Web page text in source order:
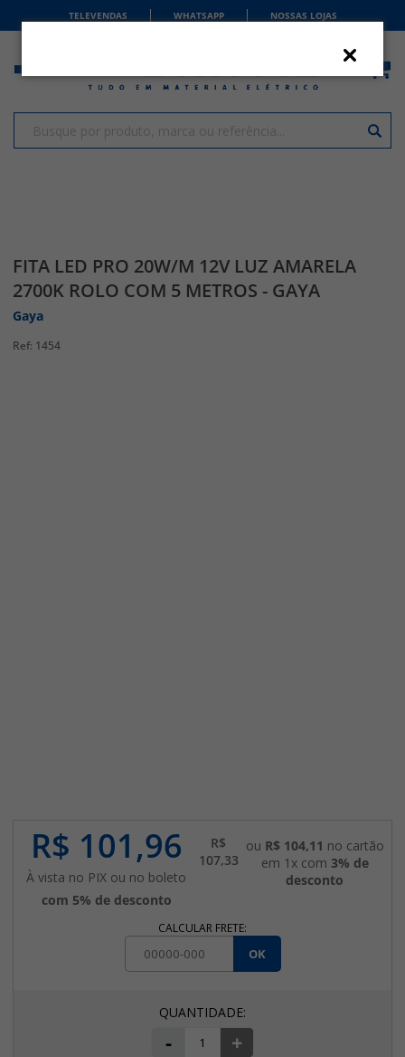
TELEVENDAS WHATSAPP NOSSAS LOJAS
FITA LED PRO 20W/M 12V LUZ AMARELA
2700K ROLO COM 5 METROS - GAYA
Gaya
1454
R$ 101,96
À vista no PIX ou no boleto
com 5% de desconto
R$
107,33
ou R$ 104,11 no cartão
em 1x com 3% de
desconto
CALCULAR FRETE:
OK
- +